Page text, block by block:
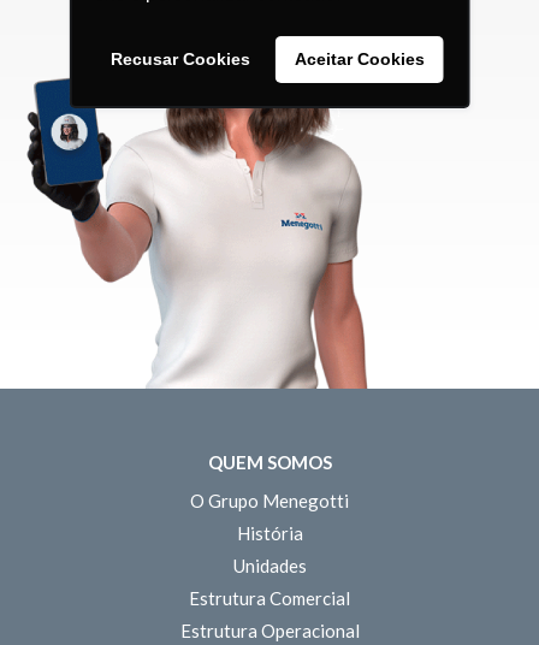
Recusar Cookies Aceitar Cookies
QUEM SOMOS
O Grupo Menegotti
História
Unidades
Estrutura Comercial
Estrutura Operacional